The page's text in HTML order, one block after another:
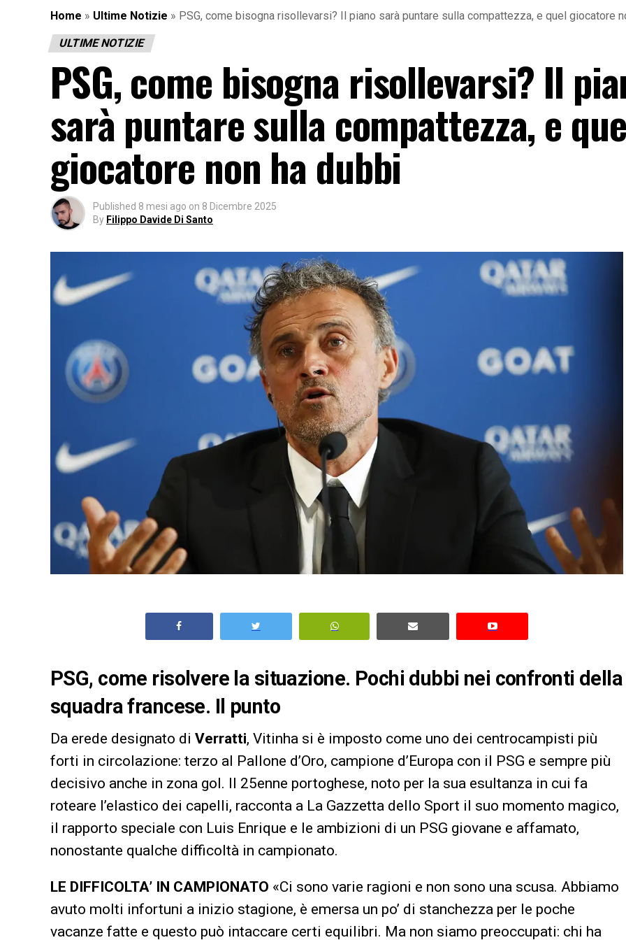
Home » Ultime Notizie » PSG, come bisogna risollevarsi? Il piano sarà puntare sulla compattezza, e quel giocatore
ULTIME NOTIZIE
PSG, come bisogna risollevarsi? Il
sarà puntare sulla compattezza, e
giocatore non ha dubbi
Published 8 mesi ago on 8 Dicembre 2025
By Filippo Davide Di Santo
PSG, come risolvere la situazione. Pochi dubbi nei confronti della
squadra francese. Il punto
Da erede designato di Verratti, Vitinha si è imposto come uno dei centrocampisti più
forti in circolazione: terzo al Pallone d’Oro, campione d’Europa con il PSG e sempre più
decisivo anche in zona gol. Il 25enne portoghese, noto per la sua esultanza in cui fa
roteare l’elastico dei capelli, racconta a La Gazzetta dello Sport il suo momento magico,
il rapporto speciale con Luis Enrique e le ambizioni di un PSG giovane e affamato,
nonostante qualche difficoltà in campionato.
LE DIFFICOLTA’ IN CAMPIONATO «Ci sono varie ragioni e non sono una scusa. Abbiamo
avuto molti infortuni a inizio stagione, è emersa un po’ di stanchezza per le poche
vacanze fatte e questo può intaccare certi equilibri. Ma non siamo preoccupati: chi ha